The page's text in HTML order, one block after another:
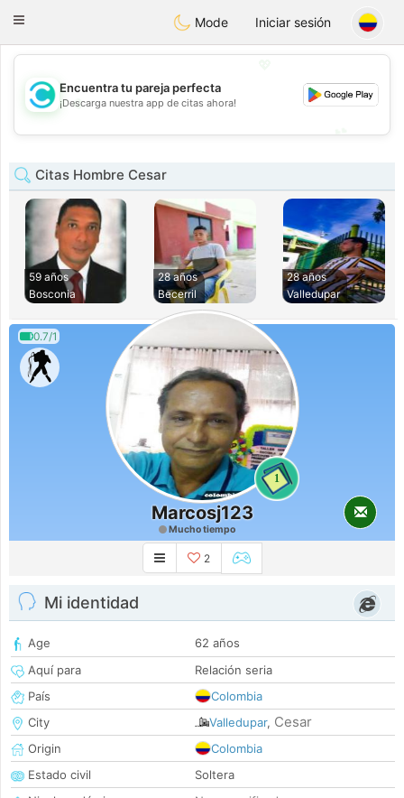
olombiaCitas
Toggle
Mode Iniciar sesión
💖
💕
Encuentra tu pareja perfecta
¡Descarga nuestra app de citas ahora!
Citas Hombre Cesar
59 años
Bosconia
28 años
Becerril
28 años
Valledupar
0.7/1
1
Marcosj123
Mucho tiempo
2
Mi identidad
Age
62 años
Aquí para
Relación seria
País
Colombia
City
Valledupar, Cesar
Origin
Colombia
Estado civil
Soltera